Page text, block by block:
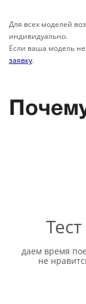
Для всех моделей
индивидуально.
Если ваша модель не
заявку.
даем время
не